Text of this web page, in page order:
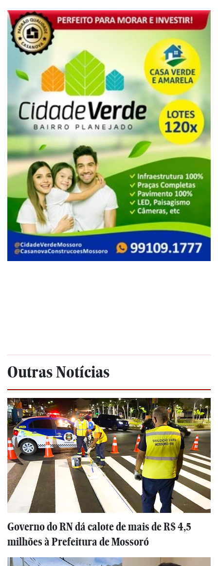
Outras Notícias
Governo do RN dá calote de mais de R$ 4,5
milhões à Prefeitura de Mossoró